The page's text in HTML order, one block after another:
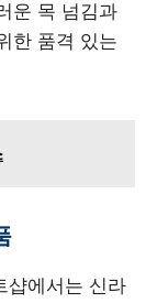
운 목 넘김과
한 품격 있는
샵에서는 신라